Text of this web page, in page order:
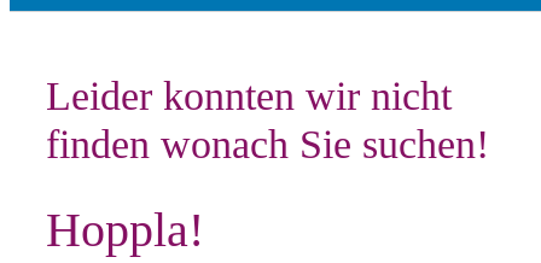
Leider konnten wir nicht
finden wonach Sie suchen!
Hoppla!